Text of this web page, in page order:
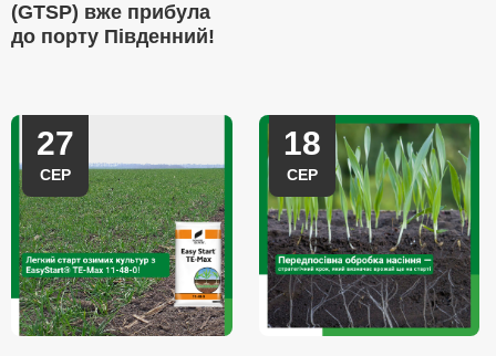
(GTSP) вже прибула
до порту Південний!
27
СЕР
18
СЕР